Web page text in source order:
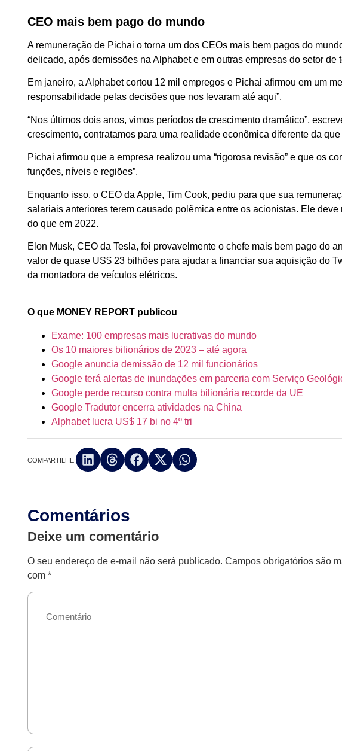
CEO mais bem pago do mundo
A remuneração de Pichai o torna um dos CEOs mais bem pagos do
delicado, após demissões na Alphabet e em outras empresas do setor de
Em janeiro, a Alphabet cortou 12 mil empregos e Pichai afirmou em um
responsabilidade pelas decisões que nos levaram até aqui”.
“Nos últimos dois anos, vimos períodos de crescimento dramático”,
crescimento, contratamos para uma realidade econômica diferente da
Pichai afirmou que a empresa realizou uma “rigorosa revisão” e que os
funções, níveis e regiões”.
Enquanto isso, o CEO da Apple, Tim Cook, pediu para que sua
salariais anteriores terem causado polêmica entre os acionistas. Ele
do que em 2022.
Elon Musk, CEO da Tesla, foi provavelmente o chefe mais bem pago do
valor de quase US$ 23 bilhões para ajudar a financiar sua aquisição do
da montadora de veículos elétricos.
O que MONEY REPORT publicou
Exame: 100 empresas mais lucrativas do mundo
Os 10 maiores bilionários de 2023 – até agora
Google anuncia demissão de 12 mil funcionários
Google terá alertas de inundações em parceria com Serviço
Google perde recurso contra multa bilionária recorde da UE
Google Tradutor encerra atividades na China
Alphabet lucra US$ 17 bi no 4º tri
COMPARTILHE:
Comentários
Deixe um comentário
O seu endereço de e-mail não será publicado. Campos obrigatórios são
com*